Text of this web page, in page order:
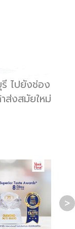
ไปยังช่อง
ส่งสมัยใหม่
>